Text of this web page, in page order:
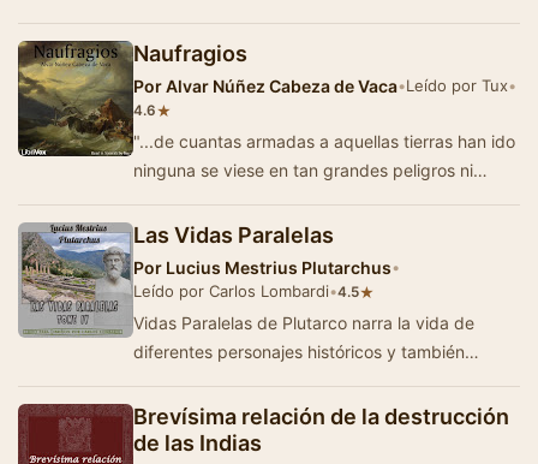
Naufragios
PorAlvar Núñez Cabeza de Vaca•Leído por Tux•
4.6★
"...de cuantas armadas a aquellas tierras han ido
ninguna se viese en tan grandes peligros ni
Las Vidas Paralelas
Por Lucius Mestrius Plutarchus•
Leído por Carlos Lombardi•4.5★
Vidas Paralelas de Plutarco narra la vida de
diferentes personajes históricos y también
Brevísima relación de la destrucción
de las Indias